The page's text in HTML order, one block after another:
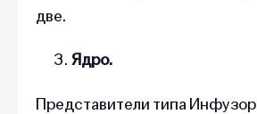
две.
Ядро.
Представители типа